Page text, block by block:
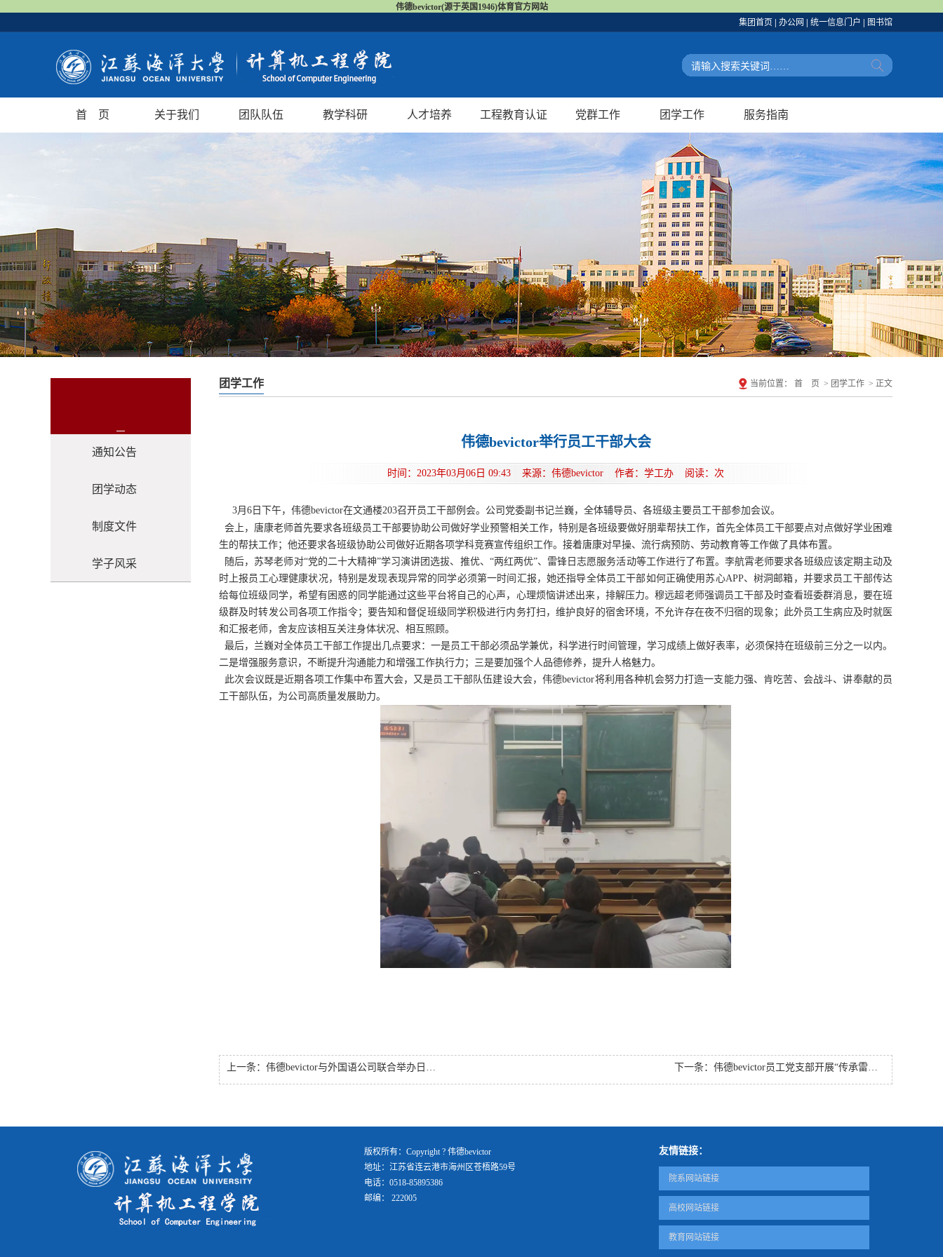
伟德bevictor(源于英国1946)体育官方网站
集团首页
办公网 统一信息门户 图书馆
首 页 关于我们 团队队伍 教学科研 人才培养 工程教育认证 党群工作 团学工作 服务指南
通知公告
团学动态
制度文件
学子风采
团学工作 当前位置： 首 页 > 团学工作 > 正文
伟德bevictor举行员工干部大会
时间：2023年03月06日 09:43 来源：伟德bevictor 作者：学工办 阅读： 次
3月6日下午，伟德bevictor在文通楼203召开员工干部例会。公司党委副书记兰巍，全体辅导员、各班级主要员工干部参加会议。
会上，唐康老师首先要求各班级员工干部要协助公司做好学业预警相关工作，特别是各班级要做好朋辈帮扶工作，首先全体员工干部要点对点做好学业困难
生的帮扶工作；他还要求各班级协助公司做好近期各项学科竞赛宣传组织工作。接着唐康对早操、流行病预防、劳动教育等工作做了具体布置。
随后，苏琴老师对“党的二十大精神”学习演讲团选拔、推优、“两红两优”、雷锋日志愿服务活动等工作进行了布置。李航霄老师要求各班级应该定期主动及
时上报员工心理健康状况，特别是发现表现异常的同学必须第一时间汇报，她还指导全体员工干部如何正确使用苏心APP、树洞邮箱，并要求员工干部传达
给每位班级同学，希望有困惑的同学能通过这些平台将自己的心声，心理烦恼讲述出来，排解压力。穆远超老师强调员工干部及时查看班委群消息，要在班
级群及时转发公司各项工作指令；要告知和督促班级同学积极进行内务打扫，维护良好的宿舍环境，不允许存在夜不归宿的现象；此外员工生病应及时就医
和汇报老师，舍友应该相互关注身体状况、相互照顾。
最后，兰巍对全体员工干部工作提出几点要求：一是员工干部必须品学兼优，科学进行时间管理，学习成绩上做好表率，必须保持在班级前三分之一以内。
二是增强服务意识，不断提升沟通能力和增强工作执行力；三是要加强个人品德修养，提升人格魅力。
此次会议既是近期各项工作集中布置大会，又是员工干部队伍建设大会，伟德bevictor将利用各种机会努力打造一支能力强、肯吃苦、会战斗、讲奉献的员
工干部队伍，为公司高质量发展助力。
上一条： 伟德bevictor与外国语公司联合举办日本京都情报大公司大学“3+2”硕士项目线上招生宣讲会 下一条： 伟德bevictor员工党支部开展“传承雷锋精神 奉献志愿青春”主题党日活动
版权所有：Copyright ? 伟德bevictor
地址：江苏省连云港市海州区苍梧路59号
电话：0518-85895386
邮编： 222005
友情链接：
院系网站链接
高校网站链接
教育网站链接